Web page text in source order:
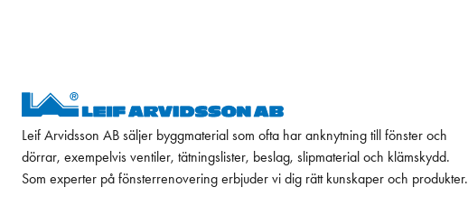
Leif Arvidsson AB säljer byggmaterial som ofta har anknytning till fönster och
dörrar, exempelvis ventiler, tätningslister, beslag, slipmaterial och klämskydd.
Som experter på fönsterrenovering erbjuder vi dig rätt kunskaper och produkter.